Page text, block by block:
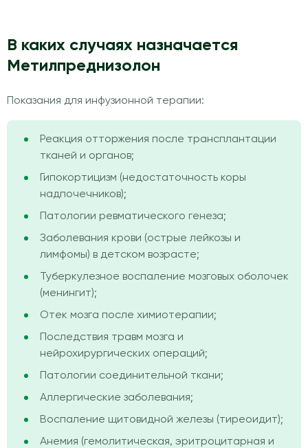
В каких случаях назначается
Метилпреднизолон
Показания для инфузионной терапии:
Реакция отторжения после трансплантации
тканей и органов;
Гипокортицизм (недостаточность коры
надпочечников);
Патологии ревматического генеза;
Заболевания крови (острые лейкозы и
лимфомы) в детском возрасте;
Туберкулезное воспаление мозговых оболочек
(менингит);
Отек мозга после химиотерапии;
Последствия травм мозга и
нейрохирургических операций;
Патологии соединительной ткани;
Аллергические заболевания;
Воспаление щитовидной железы (тиреоидит);
Анемия (гемолитическая, эритроцитарная и